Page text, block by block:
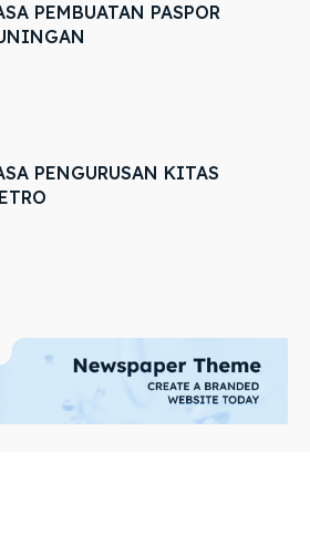
PEMBUATAN PASPOR
PENGURUSAN KITAS